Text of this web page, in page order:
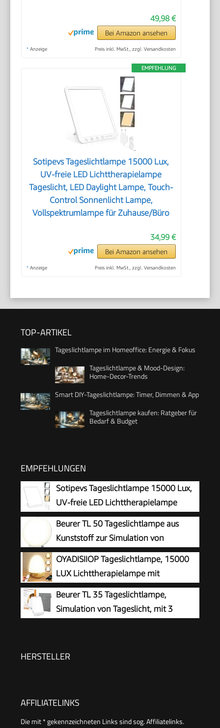
49,98 €
Bei Amazon ansehen
* Anzeige Preis inkl. MwSt., zzgl. Versandkosten
EMPFEHLUNG
Sotipevs Tageslichtlampe 15000 Lux,
UV-freie LED Lichttherapielampe
Tageslicht, LED Daylight Lampe, Touch-
Control Sonnenlicht Lampe,
Vollspektrumlampe für Zuhause/Büro
34,99 €
Bei Amazon ansehen
* Anzeige Preis inkl. MwSt., zzgl. Versandkosten
TOP-ARTIKEL
Tageslichtlampe im Homeoffice: Energie & Fokus
Tageslichtlampe & Mood-Design:
Home-Decor-Trends
Smart DIY-Tageslichtlampe: Timer, Dimmen & App
Tageslichtlampe kaufen: Ratgeber für
Bedarf & Budget
EMPFEHLUNGEN
Sotipevs Tageslichtlampe 15000 Lux,
UV-freie LED Lichttherapielampe
Tageslicht, LED Daylight Lampe,
Touch-Control Sonnenlicht Lampe,
Vollspektrumlampe für Zuhause/Büro
Beurer TL 50 Tageslichtlampe aus
Kunststoff zur Simulation von
Tageslicht, zertifiziertes
Medizinprodukt für mehr Wohlbefinden
OYADISIIOP Tageslichtlampe, 15000
LUX Lichttherapielampe mit
Fernsteuerung, Tageslichtlampen mit
Einstellbaren Lichtfarben, Helligkeiten und
Timer, LED Simulation von Tageslicht(Helle
Beurer TL 35 Tageslichtlampe,
Simulation von Tageslicht, mit 3
Medizinprodukt, abnehmbarer Standfuß, mit
HERSTELLER
AFFILIATELINKS
Die mit * gekennzeichneten Links sind sog. Affiliatelinks.